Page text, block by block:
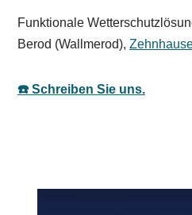
Funktionale
Berod (Wallmerod),
☎️ Schreiben Sie uns.